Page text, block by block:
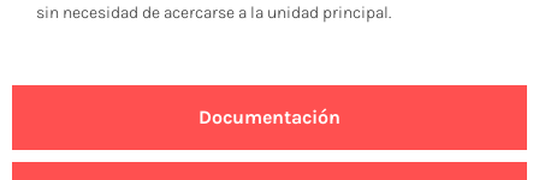
Documentación
sin necesidad de acercarse a la unidad principal.